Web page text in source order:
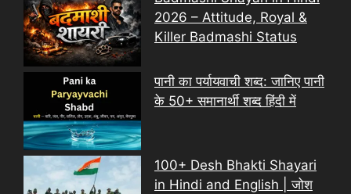
2026 – Attitude, Royal &
Killer Badmashi Status
पानी का पर्यायवाची शब्द: जानिए पानी
के 50+ समानार्थी शब्द हिंदी में
100+ Desh Bhakti Shayari
in Hindi and English | जोश